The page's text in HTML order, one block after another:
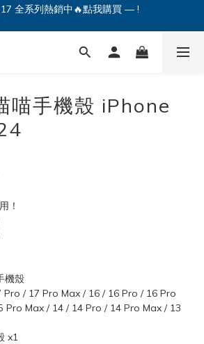
全系列熱銷中🔥點我購買 — !
哥 Line 新好友領優惠券！🎫
17 全系列熱銷中🔥點我購買 — !
喵手機殼 iPhone
！
機殼
Pro / 17 Pro Max / 16 / 16 Pro / 16 Pro
Pro Max / 14 / 14 Pro / 14 Pro Max / 13
x1